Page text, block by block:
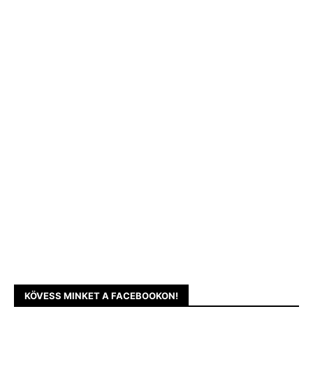
KÖVESS MINKET A FACEBOOKON!